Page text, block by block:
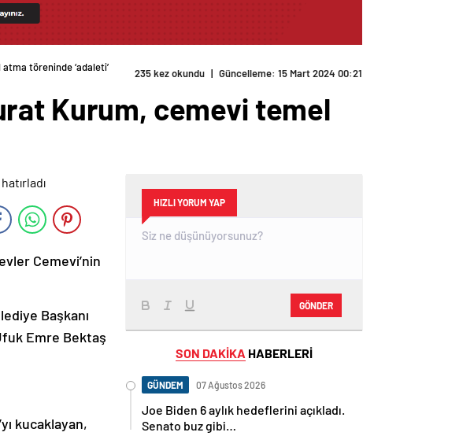
atma töreninde ‘adaleti’
235 kez okundu | Güncelleme: 15 Mart 2024 00:21
Kurum, cemevi temel
Cemevi’nin
Başkanı
Emre Bektaş
kucaklayan,
HIZLI YORUM YAP
GÖNDER
SON DAKİKA HABERLERİ
GÜNDEM 07 Ağustos 2026
Joe Biden 6 aylık hedeflerini açıkladı.
Senato buz gibi…